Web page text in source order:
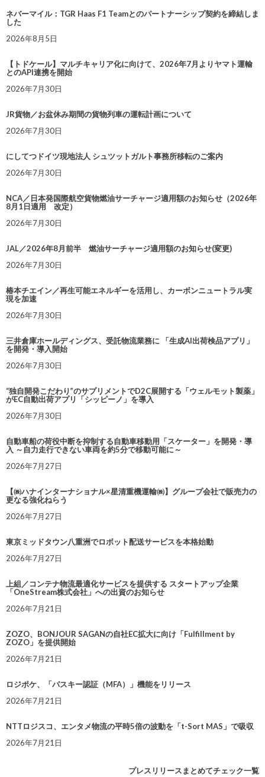
ネバーマイル：TGR Haas F1 Teamとのパートナーシップ契約を締結しま
した
2026年8月5日
【トドケール】マルチキャリア化に向けて、2026年7月よりヤマト運輸
とのAPI連携を開始
2026年7月30日
JR貨物／お盆休み期間の貨物列車の運転計画について
2026年7月30日
にしてつドイツ現地法人 シュツットガルト事務所移転のご案内
2026年7月30日
NCA／日本発国際航空貨物燃油サーチャージ適用額のお知らせ（2026年
8月1日適用 改定）
2026年7月30日
JAL／2026年8月前半 燃油サーチャージ適用額のお知らせ(変更)
2026年7月30日
椿本チエイン／再生可能エネルギーを活用し、カーボンニュートラル実
現を加速
2026年7月30日
三井倉庫ホールディングス、受託物流業務に 「生成AI出荷検品アプリ」
を開発・導入開始
2026年7月30日
“独自開発こだわり”のサプリメントでD2C展開する「ウェルモット製薬」
がEC自動出荷アプリ「シッピーノ」を導入
2026年7月30日
自動車船の荷役中断を抑制する自動車移動用「スケーター」を開発・導
入 ～自力走行できない車両を約5分で移動可能に～
2026年7月27日
【㈱ハナインターナショナル×星清重機運輸㈱】グループ会社で販売力の
更なる強化ねらう
2026年7月27日
東京ミッドタウン八重洲でロボット配送サービスを本格始動
2026年7月27日
上組／コンテナ物流最適化サービスを提供する スタートアップ企業
「OneStream株式会社」への出資のお知らせ
2026年7月21日
ZOZO、BONJOUR SAGANの自社EC拡大に向け「Fulfillment by
ZOZO」を提供開始
2026年7月21日
ロジポケ、「パスキー認証（MFA）」機能をリリース
2026年7月21日
NTTロジスコ、エンタメ物流の平時5倍の波動を「t-Sort MAS」で吸収
2026年7月21日
プレスリリースまとめてチェック一覧